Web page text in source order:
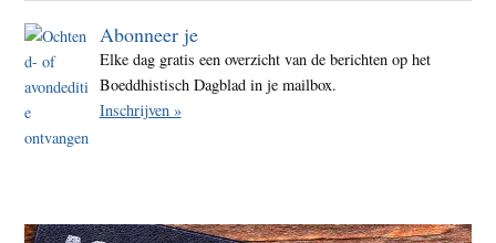
Abonneer je
Elke dag gratis een overzicht van de berichten op het
Boeddhistisch Dagblad in je mailbox.
Inschrijven »